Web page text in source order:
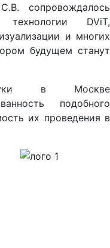
сопровождалось
технологии DViT,
и многих
будущем станут
в Москве
подобного
их проведения в